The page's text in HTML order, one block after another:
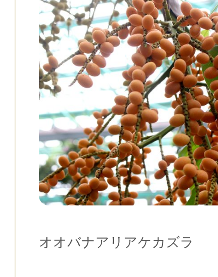
オオバナアリアケカズラ